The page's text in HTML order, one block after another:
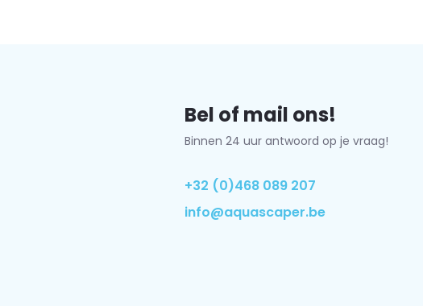
Bel of mail ons!
Binnen 24 uur antwoord op je vraag!
+32 (0)468 089 207
info@aquascaper.be